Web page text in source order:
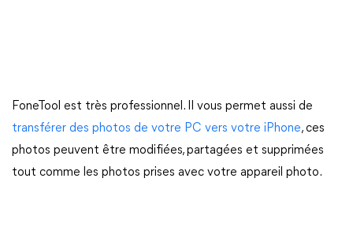
FoneTool est très professionnel. Il vous permet aussi de
transférer des photos de votre PC vers votre iPhone, ces
photos peuvent être modifiées, partagées et supprimées
tout comme les photos prises avec votre appareil photo.